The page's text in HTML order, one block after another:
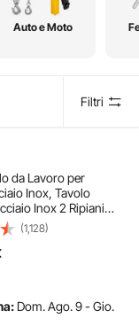
Auto e Moto
Filtri
da Lavoro per
Inox, Tavolo
Inox 2 Ripiani
x 61 cm
Catering da Hotel,
(1,128)
Dom. Ago. 9 - Gio.